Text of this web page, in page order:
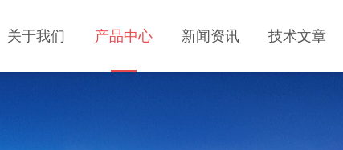
关于我们 产品中心 新闻资讯 技术文章